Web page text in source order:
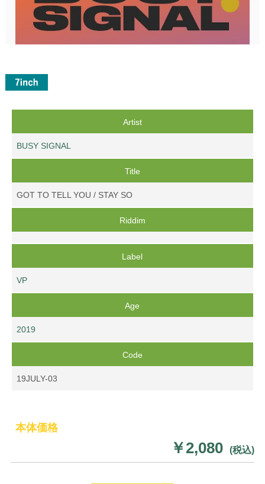
Artist
BUSY SIGNAL
Title
GOT TO TELL YOU / STAY SO
Riddim
Label
VP
Age
2019
Code
19JULY-03
本体価格
￥2,080 (税込)